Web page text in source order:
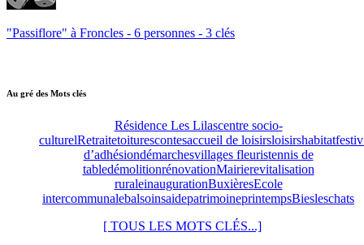
"Passiflore" à Froncles - 6 personnes - 3 clés
Au gré des Mots clés
Résidence Les Lilascentre socio-
culturelRetraitetoiturescontesaccueil de loisirsloisirshabitat
d’adhésiondémarchesvillages fleuristennis de
tabledémolitionrénovationMairierevitalisation
ruraleinaugurationBuxièresEcole
intercommunalebalsoinsaidepatrimoineprintempsBiesleschats
[ TOUS LES MOTS CLÉS...]